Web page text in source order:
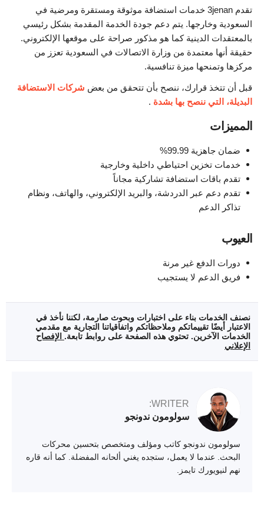
تقدم 3jenan خدمات استضافة موثوقة ومستقرة ومرضية في
السعودية وخارجها. يتم دعم جودة الخدمة المقدمة بشكل رئيسي
بالمعتقدات الدينية كما هو مذكور صراحة على موقعها الإلكتروني.
حقيقة أنها معتمدة من وزارة الاتصالات في السعودية تعزز من
مركزها وتمنحها ميزة تنافسية.
قبل أن تتخذ قرارك، ننصح بأن تتحقق من بعض شركات الاستضافة
البديلة، التي ننصح بها بشدة .
المميزات
ضمان جاهزية 99.99%
خدمات تخزين احتياطي داخلية وخارجية
تقدم باقات استضافة تشاركية مجاناً
تقدم دعم عبر الدردشة، والبريد الإلكتروني، والهاتف، ونظام
تذاكر الدعم
العيوب
دورات الدفع غير مرنة
فريق الدعم لا يستجيب
نصنف الخدمات بناء على اختبارات وبحوث صارمة، لكننا نأخذ في
الاعتبار أيضًا تقييماتكم وملاحظاتكم واتفاقياتنا التجارية مع مقدمي
الخدمات الآخرين. تحتوي هذه الصفحة على روابط تابعة. الإفصاح
الإعلاني
WRITER:
سولومون ندونجو
سولومون ندونجو كاتب ومؤلف ومتخصص بتحسين محركات
البحث. عندما لا يعمل، ستجده يغني ألحانه المفضلة. كما أنه قاره
نهم لنيويورك تايمز.